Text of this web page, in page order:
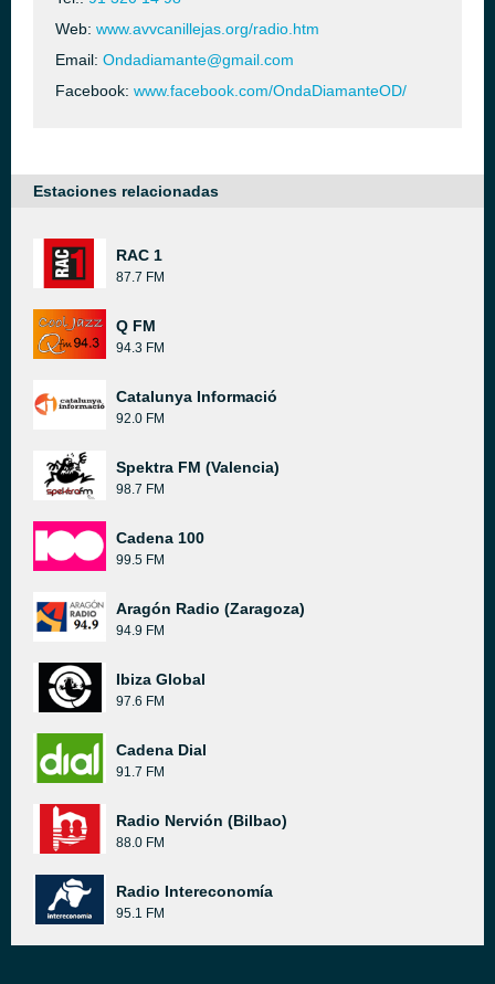
Web: www.avvcanillejas.org/radio.htm
Email: Ondadiamante@gmail.com
Facebook: www.facebook.com/OndaDiamanteOD/
Estaciones relacionadas
RAC 1
87.7 FM
Q FM
94.3 FM
Catalunya Informació
92.0 FM
Spektra FM (Valencia)
98.7 FM
Cadena 100
99.5 FM
Aragón Radio (Zaragoza)
94.9 FM
Ibiza Global
97.6 FM
Cadena Dial
91.7 FM
Radio Nervión (Bilbao)
88.0 FM
Radio Intereconomía
95.1 FM